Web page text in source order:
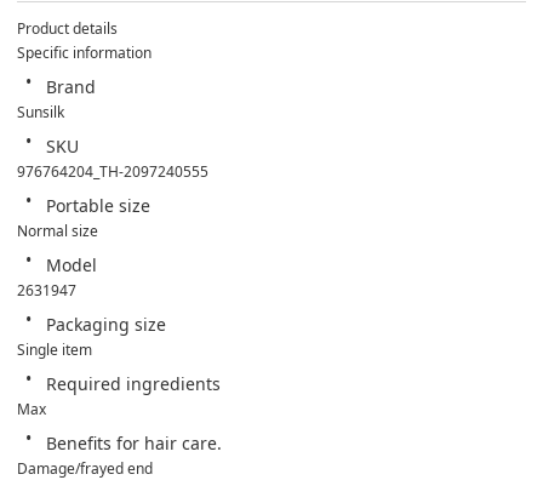
Product details
Specific information
Brand
Sunsilk
SKU
976764204_TH-2097240555
Portable size
Normal size
Model
2631947
Packaging size
Single item
Required ingredients
Max
Benefits for hair care.
Damage/frayed end